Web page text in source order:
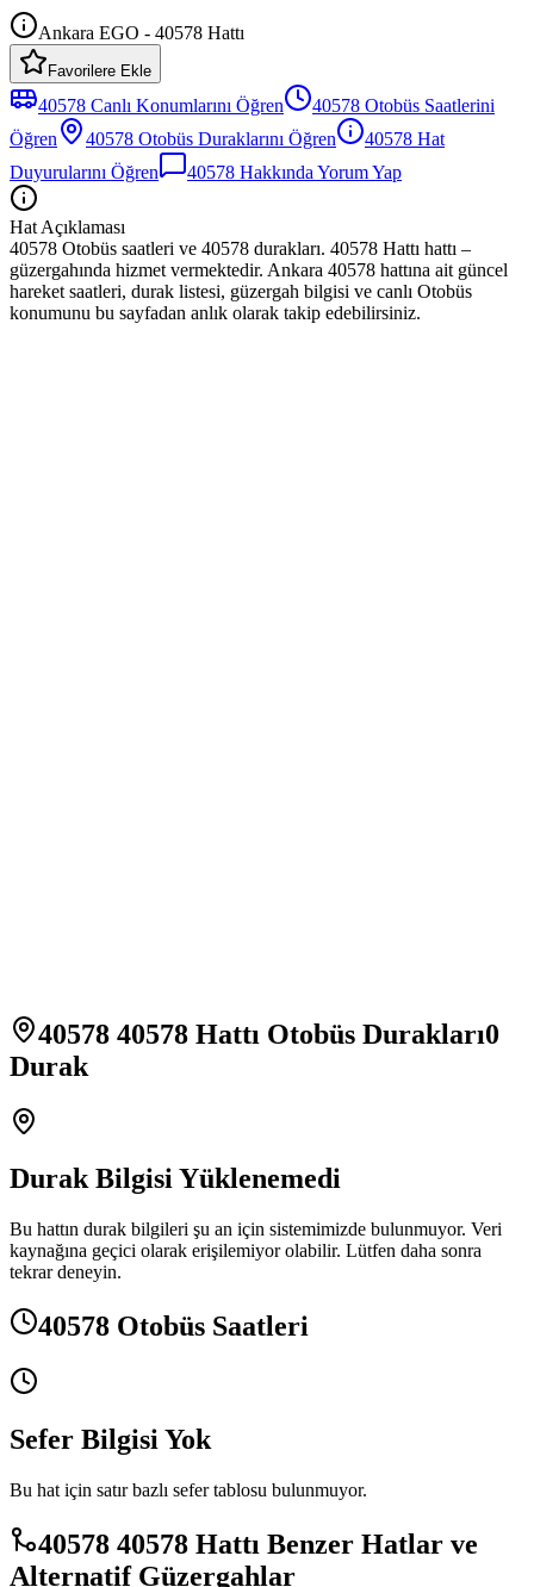
Ankara EGO - 40578 Hattı
Favorilere Ekle
40578 Canlı Konumlarını Öğren 40578 Otobüs Saatlerini
Öğren
40578 Otobüs Duraklarını Öğren 40578 Hat
Duyurularını Öğren
40578 Hakkında Yorum Yap
Hat Açıklaması
40578 Otobüs saatleri ve 40578 durakları. 40578 Hattı hattı –
güzergahında hizmet vermektedir. Ankara 40578 hattına ait güncel
hareket saatleri, durak listesi, güzergah bilgisi ve canlı Otobüs
konumunu bu sayfadan anlık olarak takip edebilirsiniz.
40578 40578 Hattı Otobüs Durakları0
Durak
Durak Bilgisi Yüklenemedi
Bu hattın durak bilgileri şu an için sistemimizde bulunmuyor. Veri
kaynağına geçici olarak erişilemiyor olabilir. Lütfen daha sonra
tekrar deneyin.
40578 Otobüs Saatleri
Sefer Bilgisi Yok
Bu hat için satır bazlı sefer tablosu bulunmuyor.
40578 40578 Hattı Benzer Hatlar ve
Alternatif Güzergahlar